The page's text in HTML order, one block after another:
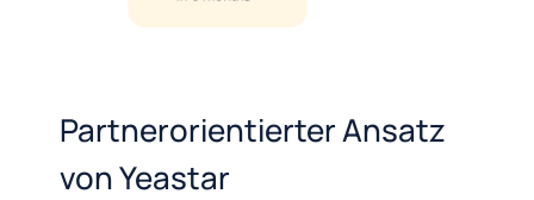
Partnerorientierter Ansatz
von Yeastar